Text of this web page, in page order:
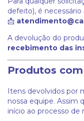
defeito), é
📩
A devolução do
recebimento das
Produtos
Itens devolvidos por
nossa equipe. Assim
início ao processo de